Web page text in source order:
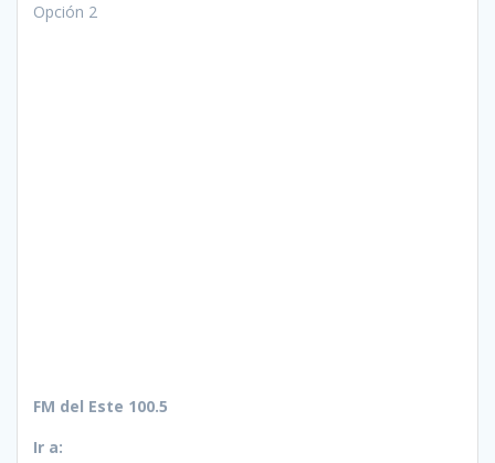
Opción 2
FM del Este 100.5
Ir a: